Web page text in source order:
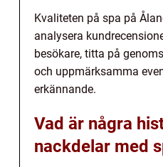
Kvaliteten på spa på
analysera
besökare, titta på
och uppmärksamma
erkännande.
Vad är några
nackdelar med